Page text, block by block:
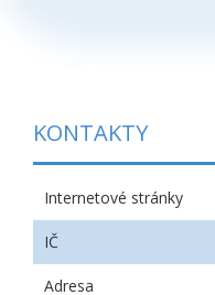
KONTAKTY
Internetové stránky
IČ
Adresa